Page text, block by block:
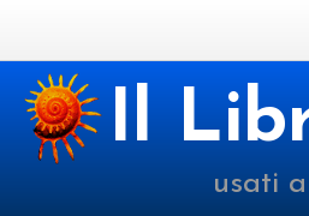
Cookie Policy
Login o registrati
Il
usati